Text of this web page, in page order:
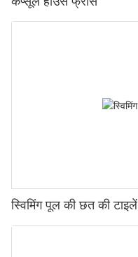
स्विमिंग पूल की छत की टाइलें